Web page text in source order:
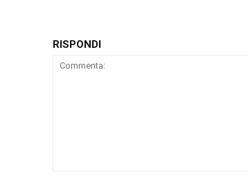
RISPONDI